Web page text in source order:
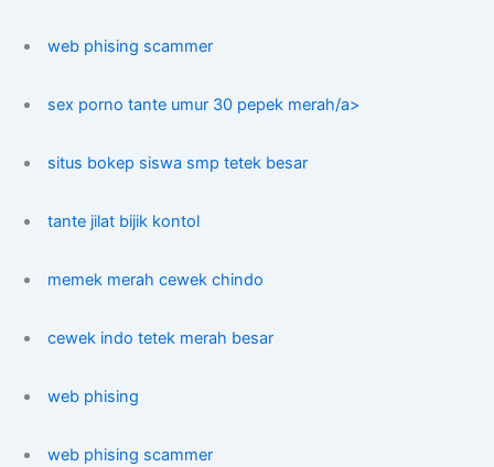
web phising scammer
sex porno tante umur 30 pepek merah/a>
situs bokep siswa smp tetek besar
tante jilat bijik kontol
memek merah cewek chindo
cewek indo tetek merah besar
web phising
web phising scammer